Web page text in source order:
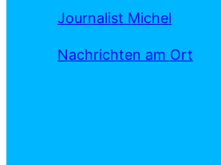
Journalist Michel
Nachrichten am Ort